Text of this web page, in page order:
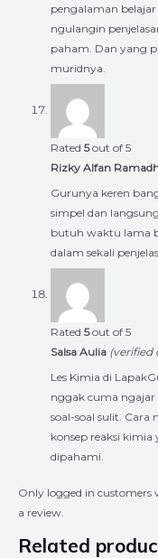
pengalaman
ngulangin
paham. Dan yang
muridnya.
Rated 5out of 5
Rizky Alfan
Gurunya keren
simpel dan
butuh waktu lama
dalam sekali
Rated 5out of 5
Salsa Aulia (verified
Les Kimia di
nggak cuma
soal-soal sulit. Cara
konsep reaksi
dipahami.
Only logged in customers
a review.
Related